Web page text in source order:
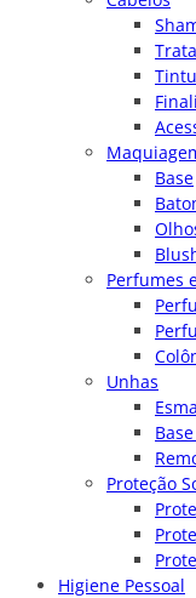
Base
Perfumes
Unhas
Proteção
Higiene Pessoal